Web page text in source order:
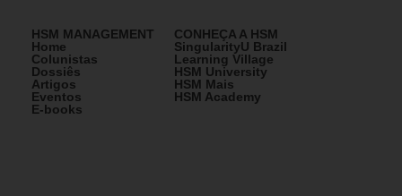
HSM MANAGEMENT
Home
Colunistas
Dossiês
Artigos
Eventos
E-books
CONHEÇA A HSM
SingularityU Brazil
Learning Village
HSM University
HSM Mais
HSM Academy